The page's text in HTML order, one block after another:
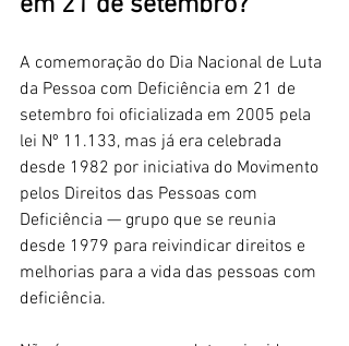
A comemoração do Dia Nacional de Luta
da Pessoa com Deficiência em 21 de
setembro foi oficializada em 2005 pela
lei Nº 11.133, mas já era celebrada
desde 1982 por iniciativa do Movimento
pelos Direitos das Pessoas com
Deficiência — grupo que se reunia
desde 1979 para reivindicar direitos e
melhorias para a vida das pessoas com
deficiência.